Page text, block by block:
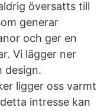
översatts till
generar
och ger en
Vi lägger ner
design.
ligger oss varmt
intresse kan